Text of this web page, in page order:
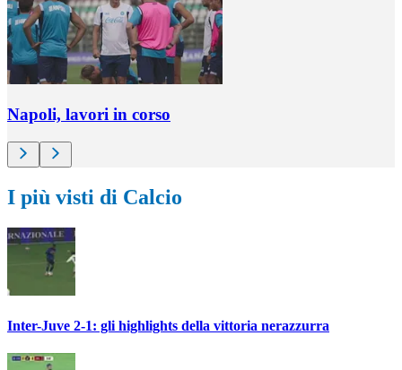
Napoli, lavori in corso
I più visti di Calcio
Inter-Juve 2-1: gli highlights della vittoria nerazzurra